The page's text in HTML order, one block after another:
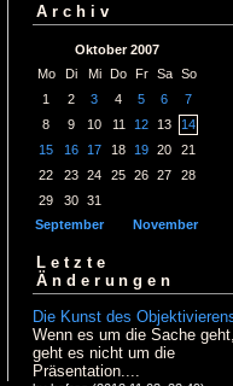
Archiv
Oktober 2007
Mo
Di Mi Do Fr Sa
So
1
2 3 4 5 6
7
8
9 10 11 12 13
14
15
16 17 18 19 20
21
22
23 24 25 26 27
28
29
30
31
September
November
Letzte
Änderungen
Die Kunst des
Wenn es um die Sache
geht es nicht um die
Präsentation....